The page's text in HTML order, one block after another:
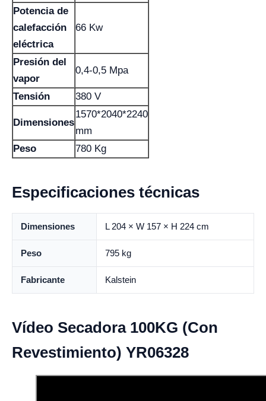
Potencia de
calefacción
eléctrica
66 Kw
Presión del
vapor
0,4-0,5 Mpa
Tensión 380 V
Dimensiones
1570*2040*2240
mm
Peso
780 Kg
Especificaciones técnicas
Dimensiones L 204 × W 157 × H 224 cm
Peso 795 kg
Fabricante Kalstein
Vídeo Secadora 100KG (Con
Revestimiento) YR06328